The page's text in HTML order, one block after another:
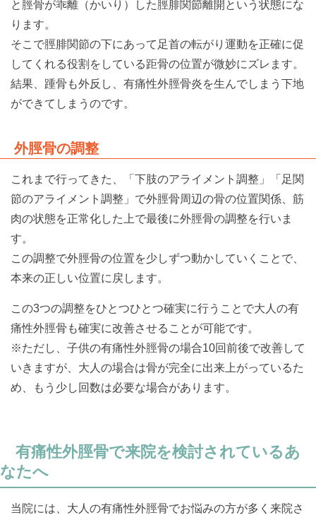
と脛骨が乖離（かいり）した脛腓関節離開という状態にな
ります。
そこで脛腓関節の下にあって足首の転がり運動を正確に促
してくれる役割をしている距骨の位置が微妙にズレます。
結果、踵骨も外反し、有痛性外脛骨炎を生んでしまう下地
ができてしまうのです。
外脛骨の調整
これまで行ってきた、「下肢のアライメント調整」「足関
節のアライメント調整」で外脛骨周辺の骨の位置関係、筋
肉の状態を正常化した上で最後に外脛骨の調整を行いま
す。
この調整で外脛骨の位置を少しずつ動かしていくことで、
本来の正しい位置に戻します。
この3つの調整をひとつひとつ確実に行うことで大人の有
痛性外脛骨も確実に改善させることが可能です。
※ただし、子供の有痛性外脛骨の場合10回前後で改善して
いきますが、大人の場合は骨が完全に出来上がっているた
め、もう少し回数は必要な場合があります。
有痛性外脛骨で来院を検討されているあ
なたへ
当院には、大人の有痛性外脛骨でお悩みの方が多く来院さ